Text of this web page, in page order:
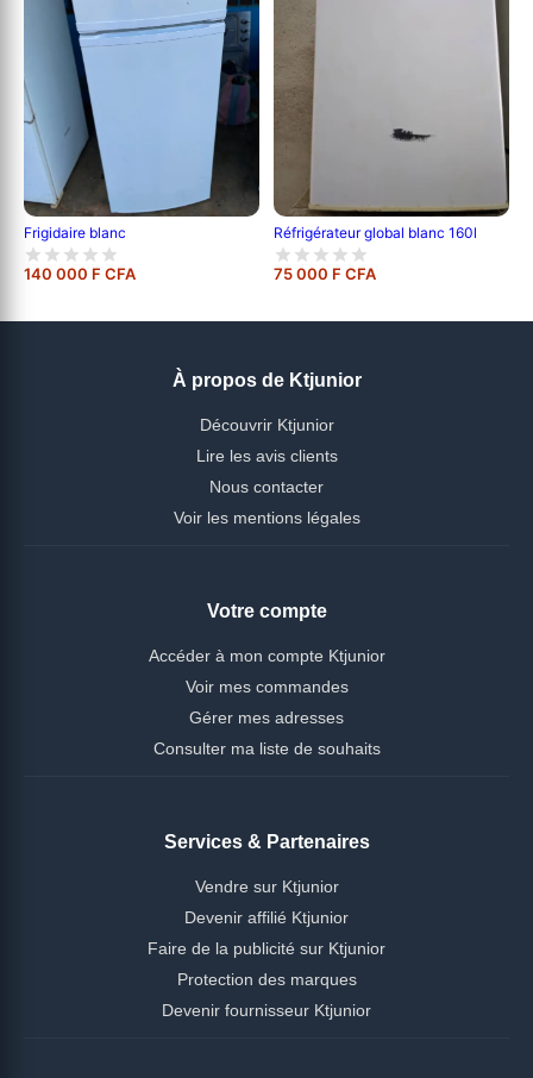
Frigidaire blanc
140 000 F CFA
Réfrigérateur global blanc 160l
75 000 F CFA
À propos de Ktjunior
Découvrir Ktjunior
Lire les avis clients
Nous contacter
Voir les mentions légales
Votre compte
Accéder à mon compte Ktjunior
Voir mes commandes
Gérer mes adresses
Consulter ma liste de souhaits
Services & Partenaires
Vendre sur Ktjunior
Devenir affilié Ktjunior
Faire de la publicité sur Ktjunior
Protection des marques
Devenir fournisseur Ktjunior